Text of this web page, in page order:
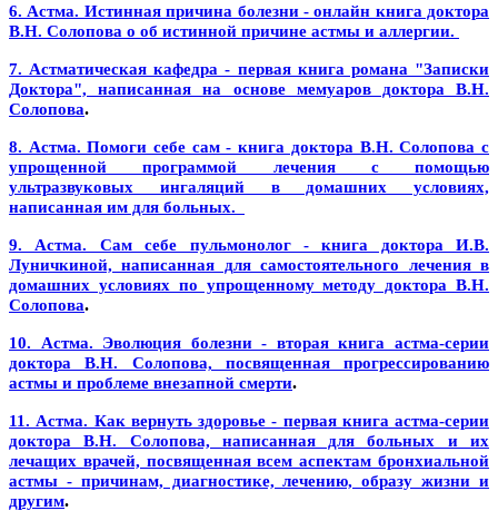
6. Астма. Истинная причина болезни - онлайн книга доктора
В.Н. Солопова о об истинной причине астмы и аллергии.
7. Астматическая кафедра - первая книга романа "Записки
Доктора", написанная на основе мемуаров доктора В.Н.
Солопова.
8. Астма. Помоги себе сам - книга доктора В.Н. Солопова с
упрощенной программой лечения с помощью
ультразвуковых ингаляций в домашних условиях,
написанная им для больных.
9. Астма. Сам себе пульмонолог - книга доктора И.В.
Луничкиной, написанная для самостоятельного лечения в
домашних условиях по упрощенному методу доктора В.Н.
Солопова.
10. Астма. Эволюция болезни - вторая книга астма-серии
доктора В.Н. Солопова, посвященная прогрессированию
астмы и проблеме внезапной смерти.
11. Астма. Как вернуть здоровье - первая книга астма-серии
доктора В.Н. Солопова, написанная для больных и их
лечащих врачей, посвященная всем аспектам бронхиальной
астмы - причинам, диагностике, лечению, образу жизни и
другим.